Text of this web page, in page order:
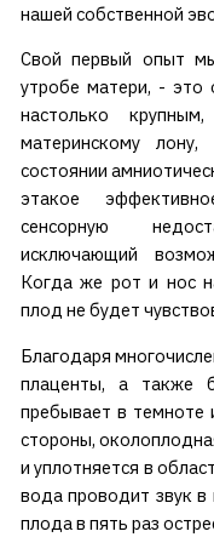
нашей собственной
Свой первый опыт
утробе матери, - это
настолько
материнскому
состоянии
этакое
сенсорную
исключающий
Когда же рот и нос
плод не будет
Благодаря
плаценты, а также
пребывает в темноте
стороны,
и уплотняется в
вода проводит звук в
плода в пять раз